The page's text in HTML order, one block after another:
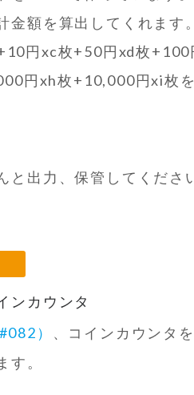
金額を算出してくれます
円xc枚+50円xd枚
円xh枚+10,000円xi枚
と出力、保管してくださ
ンカウンタ
）
、コインカウンタ
す。